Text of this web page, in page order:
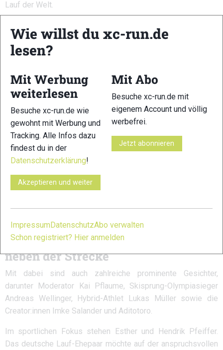
Lauf der Welt.
Wings-for-Life-App unterwegs.
Esther Pfeiffer mahnt zur Vorsicht
bei Hitze
„Es sind heute wieder unglaublich viele
Teilnehmerinnen und Teilnehmer am Start – und genau
das zeigt, wie viel wir gemeinsam bewegen können“,
sagt Esther Pfeiffer.
wichtig, von Anfang an gut auf die Verpflegung zu achten und
ausreichend zu trinken.“
Prominente Unterstützung auf und
neben der Strecke
Mit dabei sind auch zahlreiche prominente Gesichter,
darunter Moderator
Kai Pflaume, Skisprung-Olympiasieger
Andreas Wellinger, Hybrid-Athlet Lukas Müllersowie die
Creator:innen Imke Salander und Aditotoro.
Im sportlichen Fokus stehen Esther und Hendrik Pfeiffer.
Das deutsche Lauf-Ehepaar möchte auf der anspruchsvollen
Wie willst du xc-run.de
lesen?
Mit Werbung
weiterlesen
Besuche xc-run.de wie
gewohnt mit Werbung und
Tracking. Alle Infos dazu
findest du in der
Datenschutzerklärung!
Akzeptieren und weiter
Mit Abo
Besuche xc-run.de mit
eigenem Account und völlig
werbefrei.
Jetzt abonnieren
ImpressumDatenschutzAbo verwalten
Schon registriert? Hier anmelden